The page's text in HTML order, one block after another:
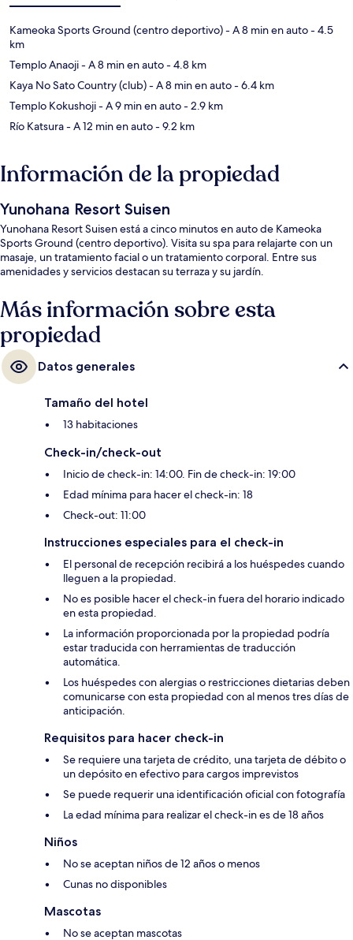
Kameoka Sports Ground (centro deportivo)- A 8 min en auto- 4.5
km
Templo Anaoji- A 8 min en auto- 4.8 km
Kaya No Sato Country (club)- A 8 min en auto- 6.4 km
Templo Kokushoji- A 9 min en auto- 2.9 km
Río Katsura- A 12 min en auto- 9.2 km
Información de la propiedad
Yunohana Resort Suisen
Yunohana Resort Suisen está a cinco minutos en auto de Kameoka
Sports Ground (centro deportivo). Visita su spa para relajarte con un
masaje, un tratamiento facial o un tratamiento corporal. Entre sus
amenidades y servicios destacan su terraza y su jardín.
Más información sobre esta
propiedad
Datos generales
Tamaño del hotel
13 habitaciones
Check-in/check-out
Inicio de check-in: 14:00. Fin de check-in: 19:00
Edad mínima para hacer el check-in: 18
Check-out: 11:00
Instrucciones especiales para el check-in
El personal de recepción recibirá a los huéspedes cuando
lleguen a la propiedad.
No es posible hacer el check-in fuera del horario indicado
en esta propiedad.
La información proporcionada por la propiedad podría
estar traducida con herramientas de traducción
automática.
Los huéspedes con alergias o restricciones dietarias deben
comunicarse con esta propiedad con al menos tres días de
anticipación.
Requisitos para hacer check-in
Se requiere una tarjeta de crédito, una tarjeta de débito o
un depósito en efectivo para cargos imprevistos
Se puede requerir una identificación oficial con fotografía
La edad mínima para realizar el check-in es de 18 años
Niños
No se aceptan niños de 12 años o menos
Cunas no disponibles
Mascotas
No se aceptan mascotas